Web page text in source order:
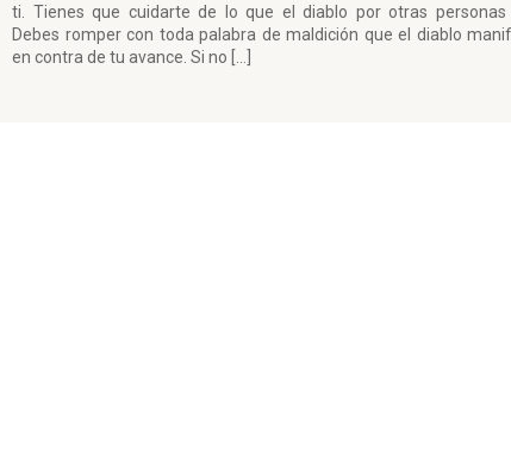
ti. Tienes que cuidarte de lo que el diablo por otras personas
Debes romper con toda palabra de maldición que el diablo
en contra de tu avance. Si no […]